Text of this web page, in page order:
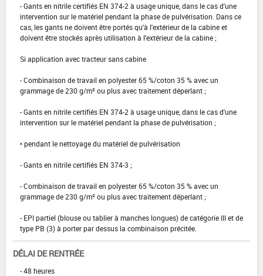
- Gants en nitrile certifiés EN 374-2 à usage unique, dans le cas d'une
intervention sur le matériel pendant la phase de pulvérisation. Dans ce
cas, les gants ne doivent être portés qu'à l'extérieur de la cabine et
doivent être stockés après utilisation à l'extérieur de la cabine ;
Si application avec tracteur sans cabine
- Combinaison de travail en polyester 65 %/coton 35 % avec un
grammage de 230 g/m² ou plus avec traitement déperlant ;
- Gants en nitrile certifiés EN 374-2 à usage unique, dans le cas d'une
intervention sur le matériel pendant la phase de pulvérisation ;
• pendant le nettoyage du matériel de pulvérisation
- Gants en nitrile certifiés EN 374-3 ;
- Combinaison de travail en polyester 65 %/coton 35 % avec un
grammage de 230 g/m² ou plus avec traitement déperlant ;
- EPI partiel (blouse ou tablier à manches longues) de catégorie III et de
type PB (3) à porter par dessus la combinaison précitée.
DÉLAI DE RENTRÉE
- 48 heures